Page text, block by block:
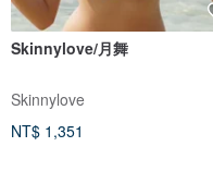
Skinnylove/月舞
Skinnylove
NT$ 1,351